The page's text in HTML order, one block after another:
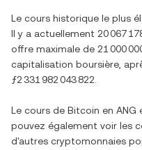
Le cours historique le plus
Il y a actuellement 20 067
offre maximale de 21 000
capitalisation boursière,
ƒ2 331 982 043 822
Le cours de Bitcoin en ANG
pouvez également voir les
d'autres cryptomonnaies